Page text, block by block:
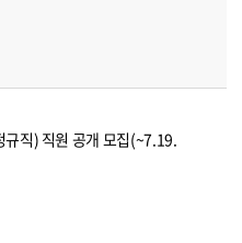
직) 직원 공개 모집(~7.19.